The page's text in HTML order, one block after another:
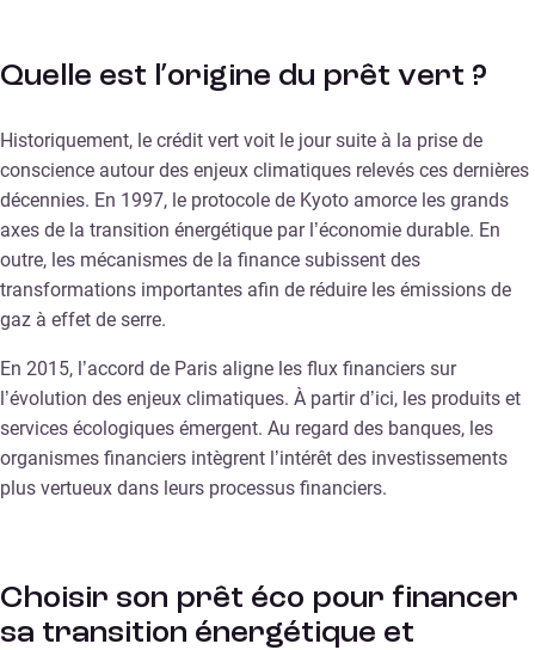
Quelle est l’origine du prêt vert ?
Historiquement, le crédit vert voit le jour suite à la prise de
conscience autour des enjeux climatiques relevés ces dernières
décennies. En 1997, le protocole de Kyoto amorce les grands
axes de la transition énergétique par l’économie durable. En
outre, les mécanismes de la finance subissent des
transformations importantes afin de réduire les émissions de
gaz à effet de serre.
En 2015, l’accord de Paris aligne les flux financiers sur
l’évolution des enjeux climatiques. À partir d’ici, les produits et
services écologiques émergent. Au regard des banques, les
organismes financiers intègrent l’intérêt des investissements
plus vertueux dans leurs processus financiers.
Choisir son prêt éco pour financer
sa transition énergétique et